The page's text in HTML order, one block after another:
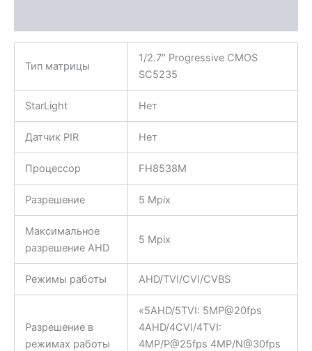
Тип матрицы
1/2.7″ Progressive CMOS
SC5235
StarLight Нет
Датчик PIR Нет
Процессор FH8538M
Разрешение 5 Mpix
Максимальное
разрешение AHD
5 Mpix
Режимы работы AHD/TVI/CVI/CVBS
Разрешение в
режимах работы
«5AHD/5TVI: 5MP@20fps
4AHD/4CVI/4TVI:
4MP/P@25fps 4MP/N@30fps